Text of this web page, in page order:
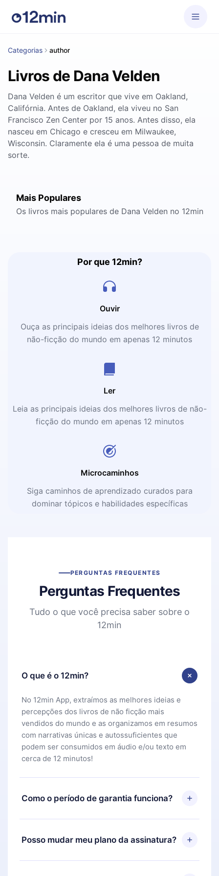
Categorias author
Livros de Dana Velden
Dana Velden é um escritor que vive em Oakland,
Califórnia. Antes de Oakland, ela viveu no San
Francisco Zen Center por 15 anos. Antes disso, ela
nasceu em Chicago e cresceu em Milwaukee,
Wisconsin. Claramente ela é uma pessoa de muita
sorte.
Mais Populares
Os livros mais populares de Dana Velden no 12min
Por que 12min?
Ouvir
Ouça as principais ideias dos melhores livros de
não-ficção do mundo em apenas 12 minutos
Ler
Leia as principais ideias dos melhores livros de não-
ficção do mundo em apenas 12 minutos
Microcaminhos
Siga caminhos de aprendizado curados para
dominar tópicos e habilidades específicas
PERGUNTAS FREQUENTES
Perguntas Frequentes
Tudo o que você precisa saber sobre o
12min
O que é o 12min?
No 12min App, extraímos as melhores ideias e
percepções dos livros de não ficção mais
vendidos do mundo e as organizamos em resumos
com narrativas únicas e autossuficientes que
podem ser consumidos em áudio e/ou texto em
cerca de 12 minutos!
Como o período de garantia funciona?
Você pode baixar nosso aplicativo e começar a
aproveitar nossa biblioteca. Se por algum motivo
não ficar satisfeito com nossa plataforma, basta
Posso mudar meu plano da assinatura?
Sim, mas a mudança só se aplicará a partir do